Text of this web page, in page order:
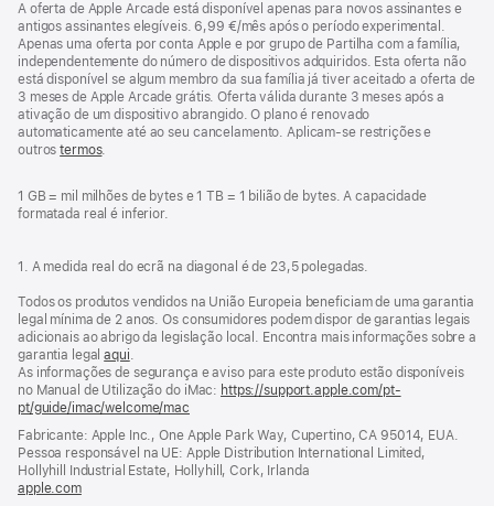
A oferta de Apple Arcade está disponível apenas para novos assinantes e
antigos assinantes elegíveis. 6,99 €/mês após o período experimental.
Apenas uma oferta por conta Apple e por grupo de Partilha com a família,
independentemente do número de dispositivos adquiridos. Esta oferta não
está disponível se algum membro da sua família já tiver aceitado a oferta de
3 meses de Apple Arcade grátis. Oferta válida durante 3 meses após a
ativação de um dispositivo abrangido. O plano é renovado
automaticamente até ao seu cancelamento. Aplicam‑se restrições e
outrostermos.
1 GB = mil milhões de bytes e 1 TB = 1 bilião de bytes. A capacidade
formatada real é inferior.
1. A medida real do ecrã na diagonal é de 23,5 polegadas.
Todos os produtos vendidos na União Europeia beneficiam de uma garantia
legal mínima de 2 anos. Os consumidores podem dispor de garantias legais
adicionais ao abrigo da legislação local. Encontra mais informações sobre a
garantia legalaqui
As informações de segurança e aviso para este produto estão disponíveis
no Manual de Utilização do iMac: https://support.apple.com/pt-
pt/guide/imac/welcome/mac
nova
janela)
Fabricante: Apple Inc., One Apple Park Way, Cupertino, CA 95014, EUA.
Pessoa responsável na UE: Apple Distribution International Limited,
Hollyhill Industrial Estate, Hollyhill, Cork, Irlanda
apple.com(abre